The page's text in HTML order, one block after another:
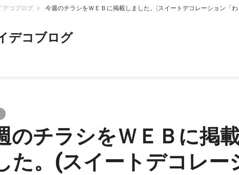
デコブログ 今週のチラシをＷＥＢに掲載しました。(スイートデコレーション「
デコブログ
のチラシをＷＥＢに掲
た。(スイートデコレー